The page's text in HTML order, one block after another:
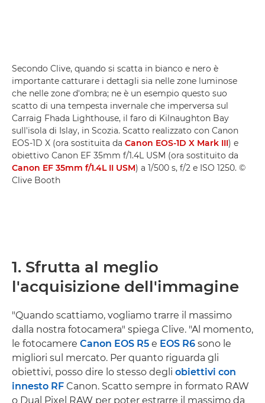
Secondo Clive, quando si scatta in bianco e nero è
importante catturare i dettagli sia nelle zone luminose
che nelle zone d'ombra; ne è un esempio questo suo
scatto di una tempesta invernale che imperversa sul
Carraig Fhada Lighthouse, il faro di Kilnaughton Bay
sull'isola di Islay, in Scozia. Scatto realizzato con Canon
EOS-1D X (ora sostituita da Canon EOS-1D X Mark III) e
obiettivo Canon EF 35mm f/1.4L USM (ora sostituito da
Canon EF 35mm f/1.4L II USM) a 1/500 s, f/2 e ISO 1250. ©
Clive Booth
1. Sfrutta al meglio
l'acquisizione dell'immagine
"Quando scattiamo, vogliamo trarre il massimo
dalla nostra fotocamera" spiega Clive. "Al momento,
le fotocamere Canon EOS R5 e EOS R6 sono le
migliori sul mercato. Per quanto riguarda gli
obiettivi, posso dire lo stesso degli obiettivi con
innesto RF Canon. Scatto sempre in formato RAW
o Dual Pixel RAW per poter estrarre il massimo da